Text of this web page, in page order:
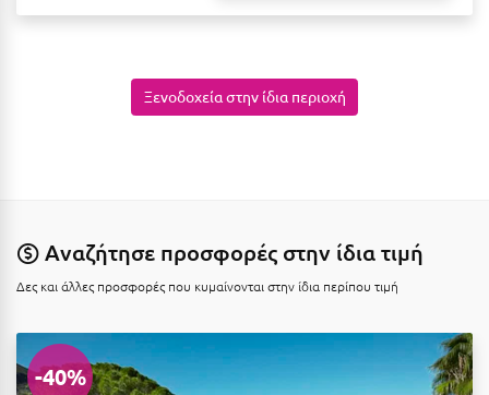
Καμένα Βούρλα
Κάρπαθος
Καρπενήσι
Κάρυστος
Κάσος
Ξενοδοχεία στην ίδια περιοχή
Αναζήτησε προσφορές στην ίδια τιμή
Δες και άλλες προσφορές που κυμαίνονται στην ίδια περίπου τιμή
-40%